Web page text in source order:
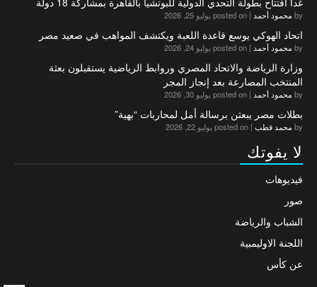
by محمود أحمد | posted on يوليو 25, 2026
اتحاد الهوكي يوسع قاعدة اللعبة ويكتشف المواهب في صعيد مصر
by محمود أحمد | posted on يوليو 24, 2026
وزارة الرياضة والاتحاد المصري وروابط الرياضية يستقبلون بعثة
المنتخب المصارعة بعد إنجاز المجر
by محمود أحمد | posted on يوليو 30, 2026
بطلات مصر يبعثن برسالة أمل لمحاربات “بهية”
by محمد قطب | posted on يوليو 22, 2026
لا يفوتك
فيديوهات
صور
الشباب والرياضة
اللجنة الاوليمبية
عن كأس